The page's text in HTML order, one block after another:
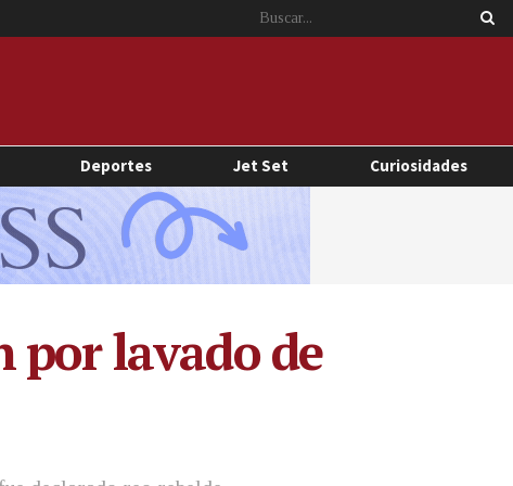
Deportes Jet Set Curiosidades
por lavado de